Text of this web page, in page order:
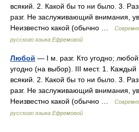
всякий. 2. Какой бы то ни было. 3.
разг. Не заслуживающий внимания,
Неизвестно какой (обычно …
русского языка Ефремовой
Любой — I м. разг. Кто угодно;
угодно (на выбор). III мест. 1. Каждый
всякий. 2. Какой бы то ни было. 3.
разг. Не заслуживающий внимания,
Неизвестно какой (обычно …
русского языка Ефремовой